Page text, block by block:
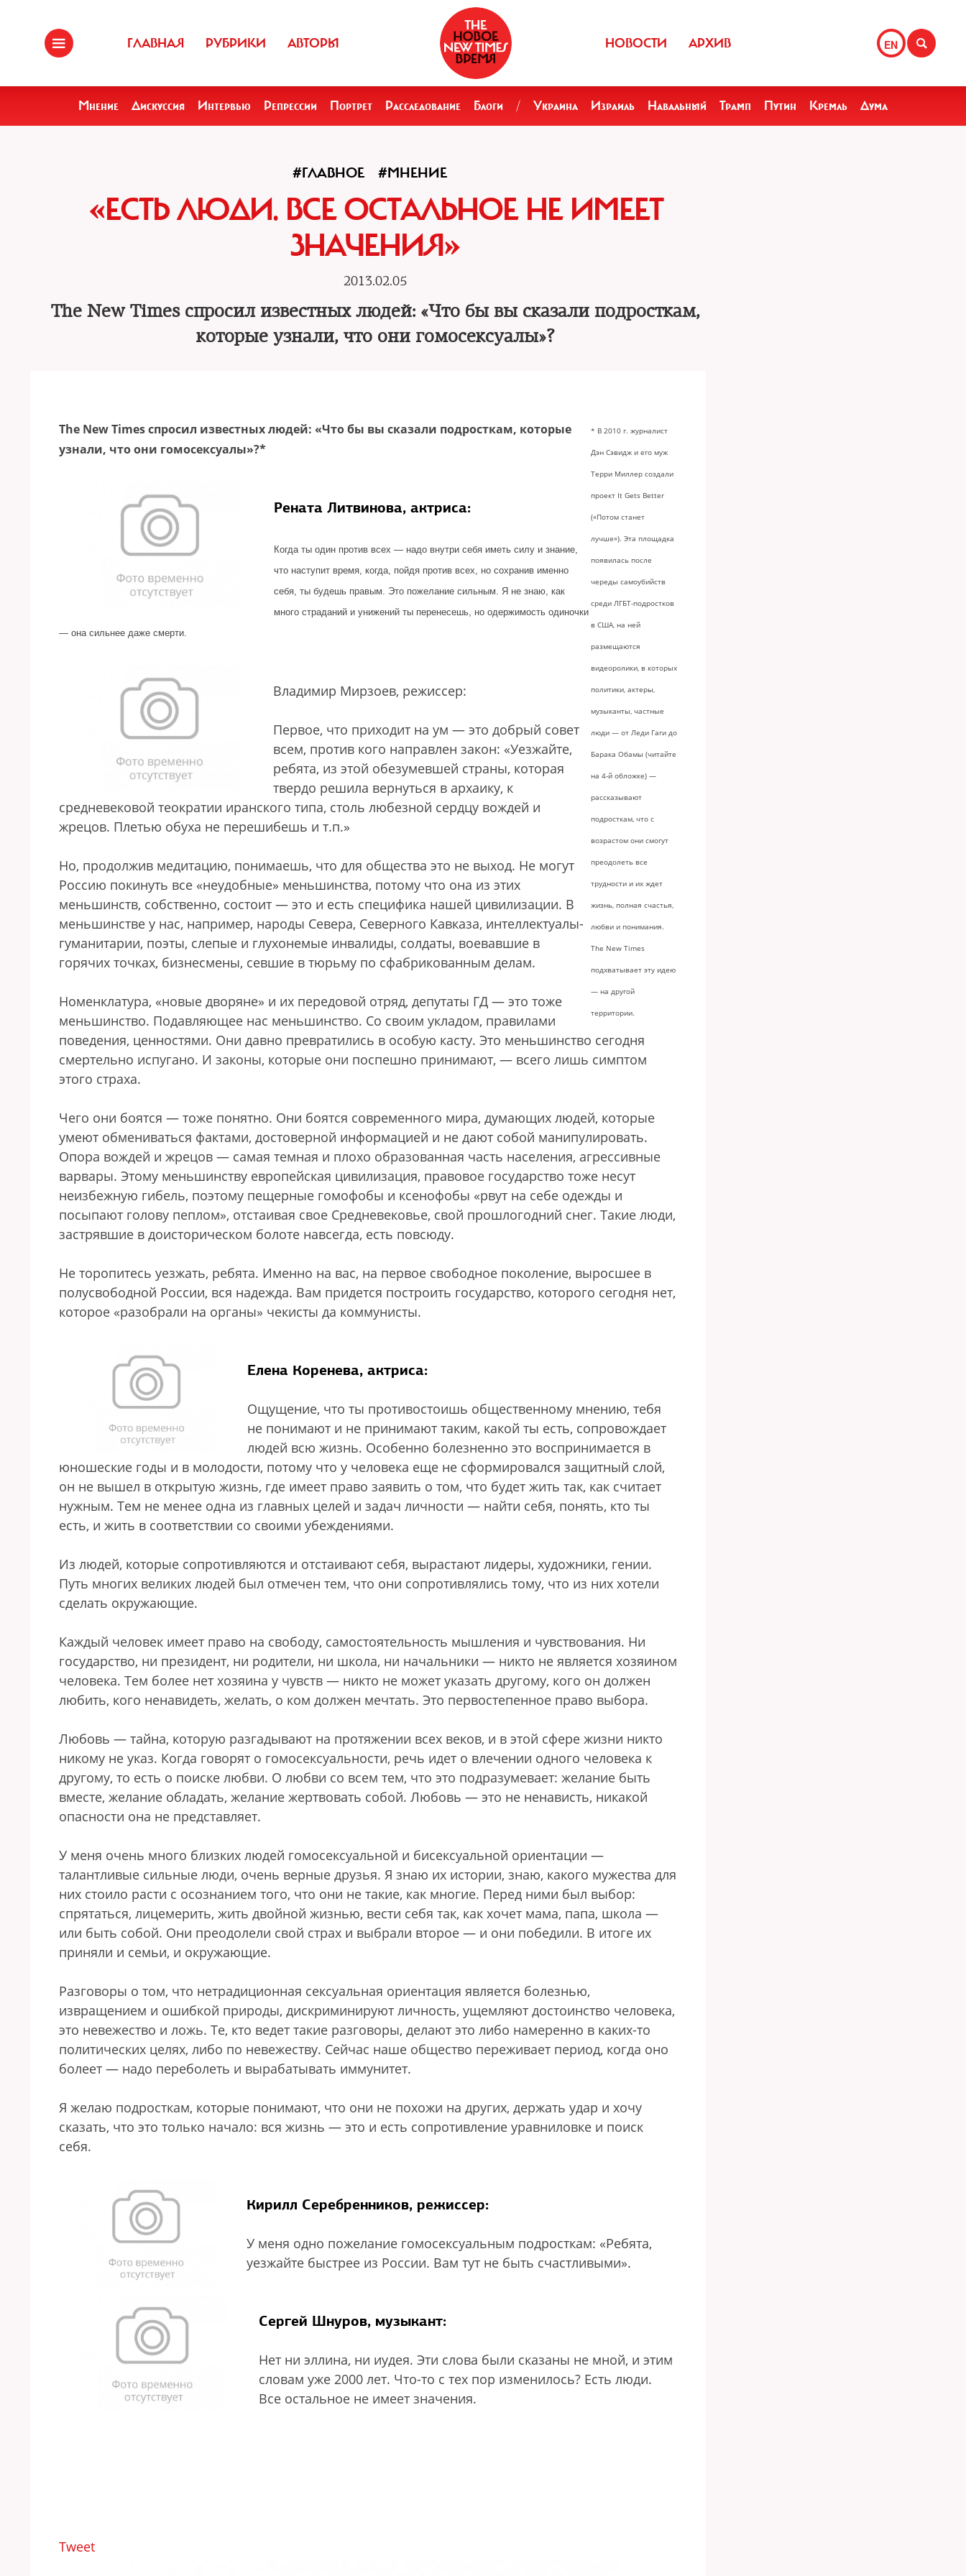
ГЛАВНАЯ РУБРИКИ АВТОРЫ EN
НОВОСТИ АРХИВ
Мнение Дискуссия Интервью Репрессии Портрет Расследование Блоги / Украина Израиль Навальный Трамп Путин Кремль Дума
#ГЛАВНОЕ #МНЕНИЕ
«ЕСТЬ ЛЮДИ. ВСЕ ОСТАЛЬНОЕ НЕ ИМЕЕТ
ЗНАЧЕНИЯ»
2013.02.05
The New Times спросил известных людей: «Что бы вы сказали подросткам,
которые узнали, что они гомосексуалы»?
* В 2010 г. журналист
Дэн Сэвидж и его муж
Терри Миллер создали
проект It Gets Better
(«Потом станет
лучше»). Эта площадка
появилась после
череды самоубийств
среди ЛГБТ-подростков
в США, на ней
размещаются
видеоролики, в которых
политики, актеры,
музыканты, частные
люди — от Леди Гаги до
Барака Обамы (читайте
на 4-й обложке) —
рассказывают
подросткам, что с
возрастом они смогут
преодолеть все
трудности и их ждет
жизнь, полная счастья,
любви и понимания.
The New Times
подхватывает эту идею
— на другой
территории.
The New Times спросил известных людей: «Что бы вы сказали подросткам, которые
узнали, что они гомосексуалы»?*
Рената Литвинова, актриса:
Когда ты один против всех — надо внутри себя иметь силу и знание,
что наступит время, когда, пойдя против всех, но сохранив именно
себя, ты будешь правым. Это пожелание сильным. Я не знаю, как
много страданий и унижений ты перенесешь, но одержимость одиночки
— она сильнее даже смерти.
Владимир Мирзоев, режиссер:
Первое, что приходит на ум — это добрый совет
всем, против кого направлен закон: «Уезжайте,
ребята, из этой обезумевшей страны, которая
твердо решила вернуться в архаику, к
средневековой теократии иранского типа, столь любезной сердцу вождей и
жрецов. Плетью обуха не перешибешь и т.п.»
Но, продолжив медитацию, понимаешь, что для общества это не выход. Не могут
Россию покинуть все «неудобные» меньшинства, потому что она из этих
меньшинств, собственно, состоит — это и есть специфика нашей цивилизации. В
меньшинстве у нас, например, народы Севера, Северного Кавказа, интеллектуалы-
гуманитарии, поэты, слепые и глухонемые инвалиды, солдаты, воевавшие в
горячих точках, бизнесмены, севшие в тюрьму по сфабрикованным делам.
Номенклатура, «новые дворяне» и их передовой отряд, депутаты ГД — это тоже
меньшинство. Подавляющее нас меньшинство. Со своим укладом, правилами
поведения, ценностями. Они давно превратились в особую касту. Это меньшинство сегодня
смертельно испугано. И законы, которые они поспешно принимают, — всего лишь симптом
этого страха.
Чего они боятся — тоже понятно. Они боятся современного мира, думающих людей, которые
умеют обмениваться фактами, достоверной информацией и не дают собой манипулировать.
Опора вождей и жрецов — самая темная и плохо образованная часть населения, агрессивные
варвары. Этому меньшинству европейская цивилизация, правовое государство тоже несут
неизбежную гибель, поэтому пещерные гомофобы и ксенофобы «рвут на себе одежды и
посыпают голову пеплом», отстаивая свое Средневековье, свой прошлогодний снег. Такие люди,
застрявшие в доисторическом болоте навсегда, есть повсюду.
Не торопитесь уезжать, ребята. Именно на вас, на первое свободное поколение, выросшее в
полусвободной России, вся надежда. Вам придется построить государство, которого сегодня нет,
которое «разобрали на органы» чекисты да коммунисты.
Елена Коренева, актриса:
Ощущение, что ты противостоишь общественному мнению, тебя
не понимают и не принимают таким, какой ты есть, сопровождает
людей всю жизнь. Особенно болезненно это воспринимается в
юношеские годы и в молодости, потому что у человека еще не сформировался защитный слой,
он не вышел в открытую жизнь, где имеет право заявить о том, что будет жить так, как считает
нужным. Тем не менее одна из главных целей и задач личности — найти себя, понять, кто ты
есть, и жить в соответствии со своими убеждениями.
Из людей, которые сопротивляются и отстаивают себя, вырастают лидеры, художники, гении.
Путь многих великих людей был отмечен тем, что они сопротивлялись тому, что из них хотели
сделать окружающие.
Каждый человек имеет право на свободу, самостоятельность мышления и чувствования. Ни
государство, ни президент, ни родители, ни школа, ни начальники — никто не является хозяином
человека. Тем более нет хозяина у чувств — никто не может указать другому, кого он должен
любить, кого ненавидеть, желать, о ком должен мечтать. Это первостепенное право выбора.
Любовь — тайна, которую разгадывают на протяжении всех веков, и в этой сфере жизни никто
никому не указ. Когда говорят о гомосексуальности, речь идет о влечении одного человека к
другому, то есть о поиске любви. О любви со всем тем, что это подразумевает: желание быть
вместе, желание обладать, желание жертвовать собой. Любовь — это не ненависть, никакой
опасности она не представляет.
У меня очень много близких людей гомосексуальной и бисексуальной ориентации —
талантливые сильные люди, очень верные друзья. Я знаю их истории, знаю, какого мужества для
них стоило расти с осознанием того, что они не такие, как многие. Перед ними был выбор:
спрятаться, лицемерить, жить двойной жизнью, вести себя так, как хочет мама, папа, школа —
или быть собой. Они преодолели свой страх и выбрали второе — и они победили. В итоге их
приняли и семьи, и окружающие.
Разговоры о том, что нетрадиционная сексуальная ориентация является болезнью,
извращением и ошибкой природы, дискриминируют личность, ущемляют достоинство человека,
это невежество и ложь. Те, кто ведет такие разговоры, делают это либо намеренно в каких-то
политических целях, либо по невежеству. Сейчас наше общество переживает период, когда оно
болеет — надо переболеть и вырабатывать иммунитет.
Я желаю подросткам, которые понимают, что они не похожи на других, держать удар и хочу
сказать, что это только начало: вся жизнь — это и есть сопротивление уравниловке и поиск
себя.
Кирилл Серебренников, режиссер:
У меня одно пожелание гомосексуальным подросткам: «Ребята,
уезжайте быстрее из России. Вам тут не быть счастливыми».
Сергей Шнуров, музыкант:
Нет ни эллина, ни иудея. Эти слова были сказаны не мной, и этим
словам уже 2000 лет. Что-то с тех пор изменилось? Есть люди.
Все остальное не имеет значения.
Tweet